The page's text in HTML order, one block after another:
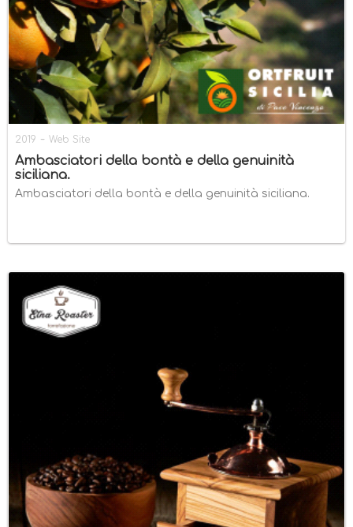
2019 - Web Site
Ambasciatori della bontà e della genuinità
siciliana.
Ambasciatori della bontà e della genuinità siciliana.